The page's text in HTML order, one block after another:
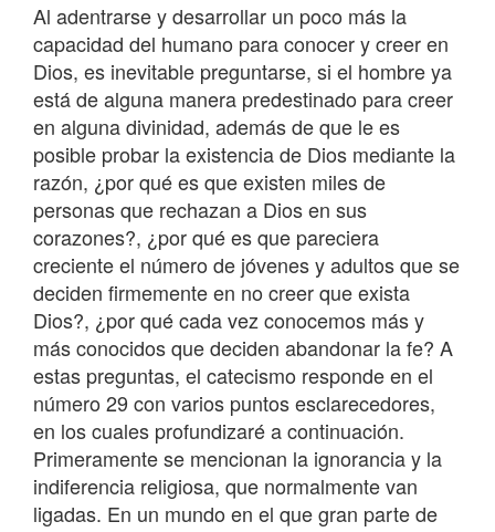
Al adentrarse y desarrollar un poco más la
capacidad del humano para conocer y creer en
Dios, es inevitable preguntarse, si el hombre ya
está de alguna manera predestinado para creer
en alguna divinidad, además de que le es
posible probar la existencia de Dios mediante la
razón, ¿por qué es que existen miles de
personas que rechazan a Dios en sus
corazones?, ¿por qué es que pareciera
creciente el número de jóvenes y adultos que se
deciden firmemente en no creer que exista
Dios?, ¿por qué cada vez conocemos más y
más conocidos que deciden abandonar la fe? A
estas preguntas, el catecismo responde en el
número 29 con varios puntos esclarecedores,
en los cuales profundizaré a continuación.
Primeramente se mencionan la ignorancia y la
indiferencia religiosa, que normalmente van
ligadas. En un mundo en el que gran parte de